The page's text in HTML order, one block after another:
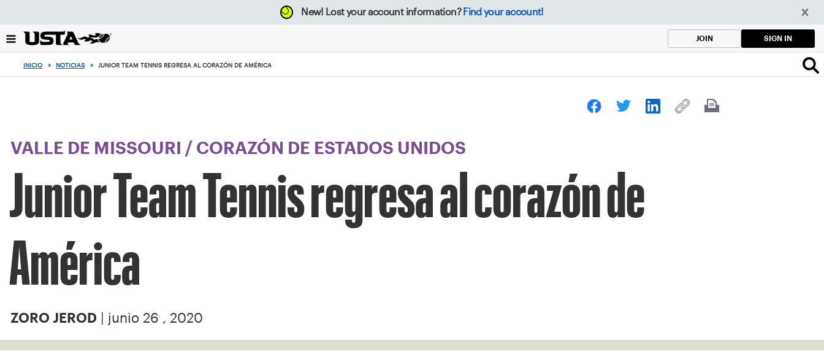
el
botón
New! Lost your account information? Find your account!
JOIN SIGN IN
INICIO > NOTICIAS > JUNIOR TEAM TENNIS REGRESA AL CORAZÓN DE AMÉRICA
VALLE DE MISSOURI / CORAZÓN DE ESTADOS UNIDOS
Junior Team Tennis regresa al corazón de
América
ZORO JEROD | junio 26 , 2020